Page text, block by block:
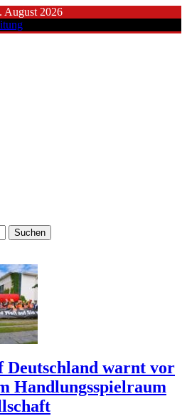
August 2026
Deutschland warnt vor
Handlungsspielraum